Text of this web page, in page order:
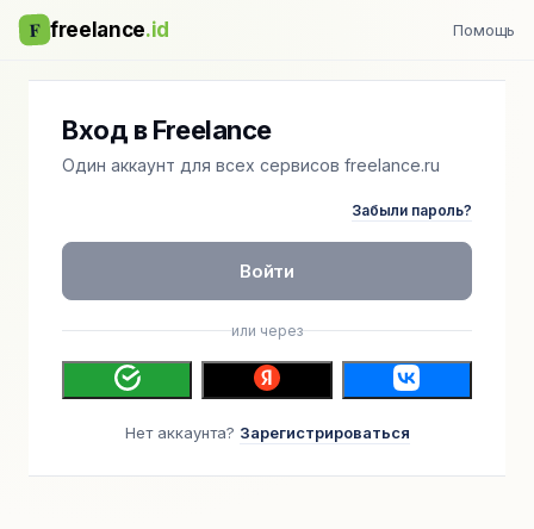
F freelance.id Помощь
Вход в Freelance
Один аккаунт для всех сервисов freelance.ru
Забыли пароль?
Войти
или через
Нет аккаунта? Зарегистрироваться